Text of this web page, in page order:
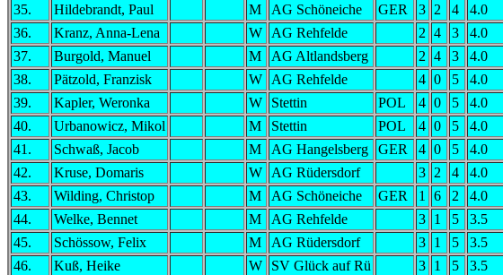
35.
Hildebrandt, Paul M AG Schöneiche GER 3 2 4 4.0
36.
Kranz, Anna-Lena W AG Rehfelde 2 4 3 4.0
37.
Burgold, Manuel M AG Altlandsberg 2 4 3 4.0
38.
Pätzold, Franzisk W AG Rehfelde 4 0 5 4.0
39.
Kapler, Weronka W Stettin POL 4 0 5 4.0
40.
Urbanowicz, Mikol M Stettin POL 4 0 5 4.0
41.
Schwaß, Jacob M AG Hangelsberg GER 4 0 5 4.0
42.
Kruse, Domaris W AG Rüdersdorf 3 2 4 4.0
43.
Wilding, Christop M AG Schöneiche GER 1 6 2 4.0
44.
Welke, Bennet M AG Rehfelde 3 1 5 3.5
45.
Schössow, Felix M AG Rüdersdorf 3 1 5 3.5
46.
Kuß, Heike W SV Glück auf Rü 3 1 5 3.5